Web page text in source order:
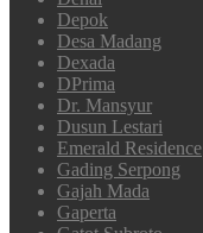
Depok
Desa Madang
Dexada
DPrima
Dr. Mansyur
Dusun Lestari
Emerald Residence
Gading Serpong
Gajah Mada
Gaperta